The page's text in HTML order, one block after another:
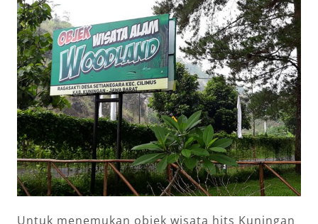
Untuk menemukan objek wisata hits Kuningan